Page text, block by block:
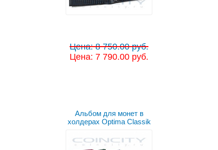
Цена: 8 750.00 руб.
Цена: 7 790.00 руб.
Альбом для монет в
холдерах Optima Classik